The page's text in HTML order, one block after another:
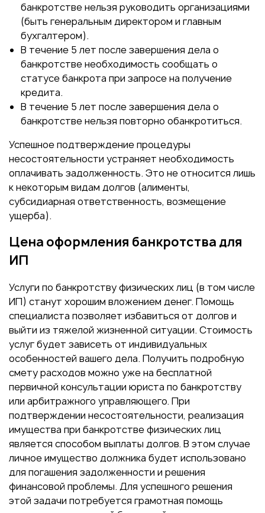
банкротстве нельзя руководить организациями
(быть генеральным директором и главным
бухгалтером).
В течение 5 лет после завершения дела о
банкротстве необходимость сообщать о
статусе банкрота при запросе на получение
кредита.
В течение 5 лет после завершения дела о
банкротстве нельзя повторно обанкротиться.
Успешное подтверждение процедуры
несостоятельности устраняет необходимость
оплачивать задолженность. Это не относится лишь
к некоторым видам долгов (алименты,
субсидиарная ответственность, возмещение
ущерба).
Цена оформления банкротства для
ИП
Услуги по банкротству физических лиц (в том числе
ИП) станут хорошим вложением денег. Помощь
специалиста позволяет избавиться от долгов и
выйти из тяжелой жизненной ситуации. Стоимость
услуг будет зависеть от индивидуальных
особенностей вашего дела. Получить подробную
смету расходов можно уже на бесплатной
первичной консультации юриста по банкротству
или арбитражного управляющего. При
подтверждении несостоятельности, реализация
имущества при банкротстве физических лиц
является способом выплаты долгов. В этом случае
личное имущество должника будет использовано
для погашения задолженности и решения
финансовой проблемы. Для успешного решения
этой задачи потребуется грамотная помощь